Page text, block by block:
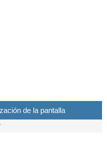
de la pantalla